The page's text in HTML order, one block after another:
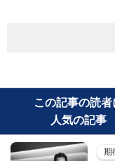
この記事の読者
人気の記事
期